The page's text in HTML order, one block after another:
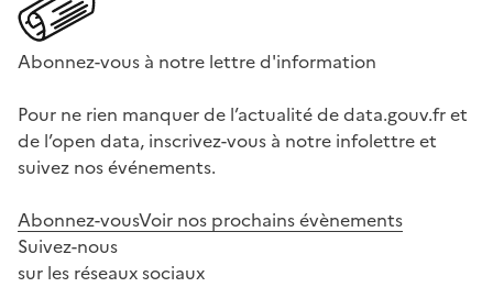
Abonnez-vous à notre lettre d'information
Pour ne rien manquer de l’actualité de data.gouv.fr et
de l’open data, inscrivez-vous à notre infolettre et
suivez nos événements.
Abonnez-vousVoir nos prochains évènements
Suivez-nous
sur les réseaux sociaux